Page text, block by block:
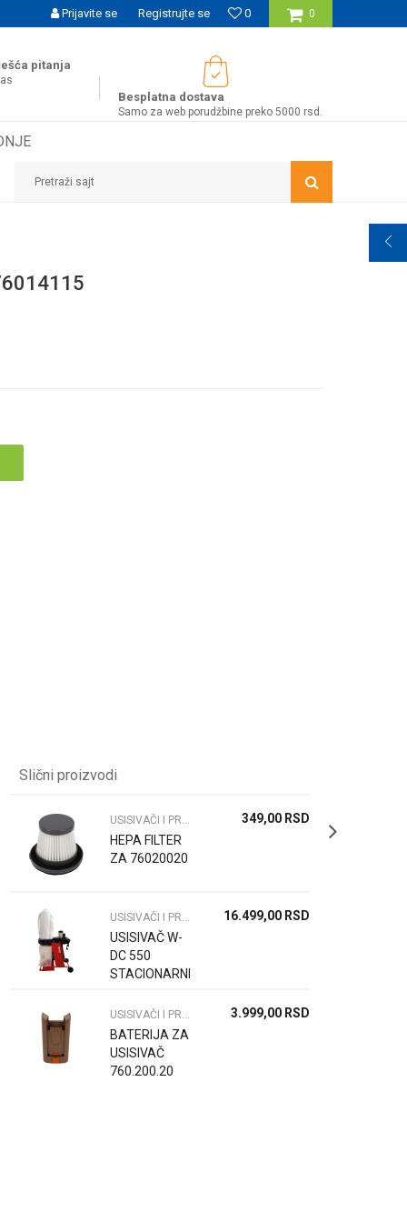
BESPLATNE ISPORUKE ZA WEB PORUDŽBINE! 0
0
Prijavite se Registrujte se
pitanja
Besplatna dostava
Samo za web porudžbine preko 5000 rsd.
Pretraži sajt
Slični proizvodi
USISIVAČI I PRIBOR
HEPA FILTER
ZA 76020020
349,00 RSD
USISIVAČI I PRIBOR
USISIVAČ W-
DC 550
STACIONARNI
16.499,00 RSD
USISIVAČI I PRIBOR
BATERIJA ZA
USISIVAČ
760.200.20
3.999,00 RSD